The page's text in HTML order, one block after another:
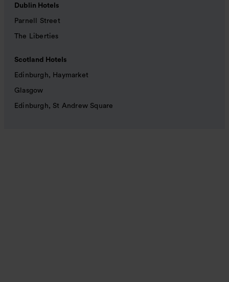
Dublin Hotels
Parnell Street
The Liberties
Scotland Hotels
Edinburgh, Haymarket
Glasgow
Edinburgh, St Andrew Square